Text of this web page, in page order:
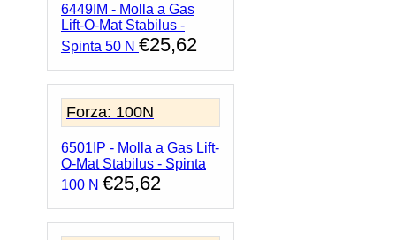
6449IM - Molla a Gas
Lift-O-Mat Stabilus -
Spinta 50 N €25,62
Forza: 100N
6501IP - Molla a Gas Lift-
O-Mat Stabilus - Spinta
100 N €25,62